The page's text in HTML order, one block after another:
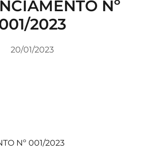
Nº
2023
20/01/2023
Nº 001/2023